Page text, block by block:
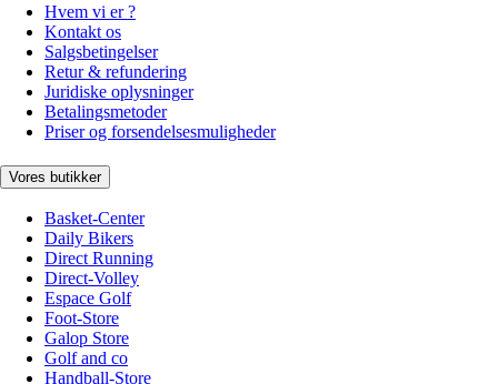
Hvem vi er ?
Kontakt os
Salgsbetingelser
Retur & refundering
Juridiske oplysninger
Betalingsmetoder
Priser og forsendelsesmuligheder
Vores butikker
Basket-Center
Daily Bikers
Direct Running
Direct-Volley
Espace Golf
Foot-Store
Galop Store
Golf and co
Handball-Store